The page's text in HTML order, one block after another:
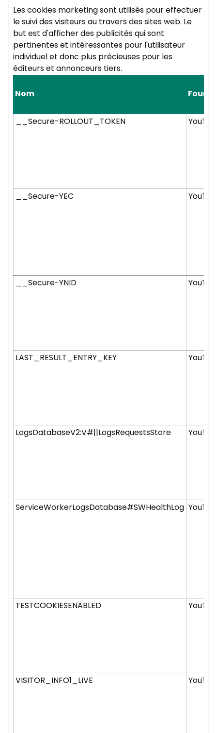
Les cookies marketing sont utilisés pour effectuer
le suivi des visiteurs au travers des sites web. Le
but est d'afficher des publicités qui sont
pertinentes et intéressantes pour l'utilisateur
individuel et donc plus précieuses pour les
éditeurs et annonceurs tiers.
Nom
__Secure-ROLLOUT_TOKEN
__Secure-YEC
__Secure-YNID
LAST_RESULT_ENTRY_KEY
LogsDatabaseV2:V#||LogsRequestsStore
ServiceWorkerLogsDatabase#SWHealthLog
TESTCOOKIESENABLED
VISITOR_INFO1_LIVE